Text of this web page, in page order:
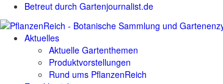
Betreut durch Gartenjournalist.de
Aktuelles
Aktuelle Gartenthemen
Produktvorstellungen
Rund ums PflanzenReich